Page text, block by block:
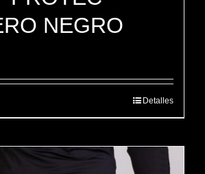
NEGRO
Detalles